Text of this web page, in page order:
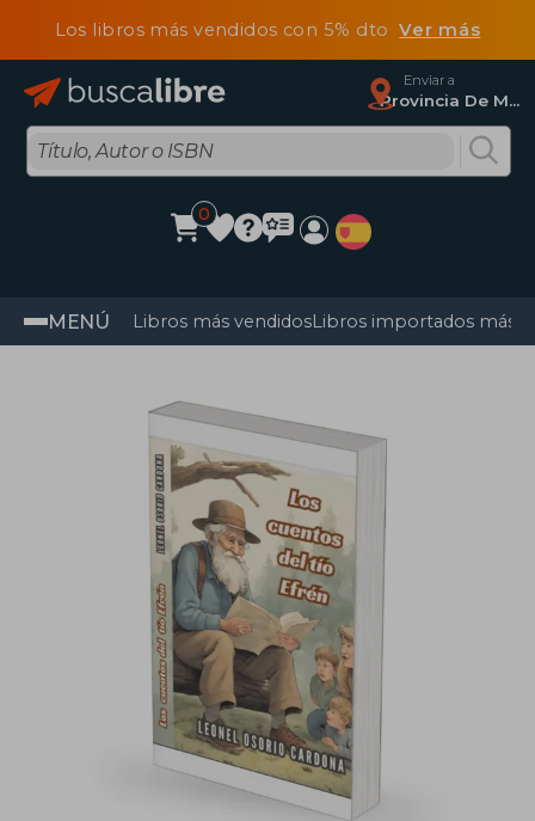
Los libros más vendidos con 5% dtoVer más
Enviar a
Provincia De Madrid
0
MENÚ Libros más vendidosLibros importados más